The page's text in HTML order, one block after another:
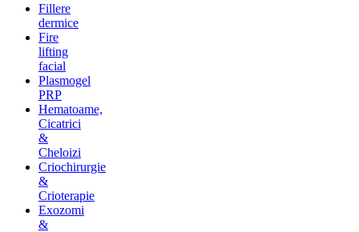
Fillere
dermice
Fire
lifting
facial
Plasmogel
PRP
Hematoame,
Cicatrici
&
Cheloizi
Criochirurgie
&
Crioterapie
Exozomi
&